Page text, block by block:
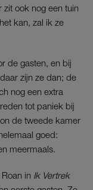
ook nog een tuin
kan, zal ik ze
de gasten, en bij
zijn ze dan; de
nog een extra
tot paniek bij
de tweede kamer
goed:
meermaals.
in Ik Vertrek